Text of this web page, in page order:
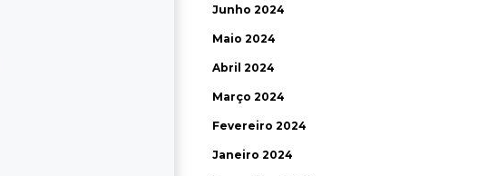
Junho 2024
Maio 2024
Abril 2024
Março 2024
Fevereiro 2024
Janeiro 2024